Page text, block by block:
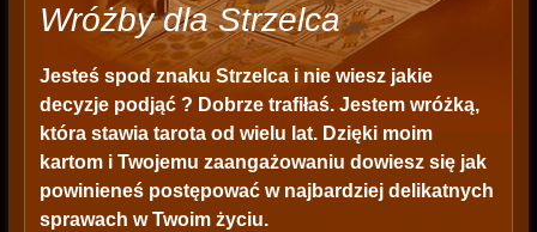
Wróżby dla Strzelca
Jesteś spod znaku Strzelca i nie wiesz jakie
decyzje podjąć ? Dobrze trafiłaś. Jestem wróżką,
która stawia tarota od wielu lat. Dzięki moim
kartom i Twojemu zaangażowaniu dowiesz się jak
powinieneś postępować w najbardziej delikatnych
sprawach w Twoim życiu.